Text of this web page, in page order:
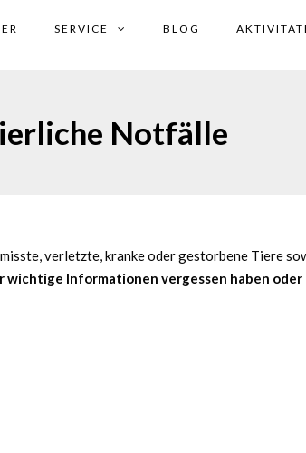
SERVICE BLOG
Notfälle
verletzte, kranke oder gestorbene Tiere
wichtige Informationen vergessen haben oder